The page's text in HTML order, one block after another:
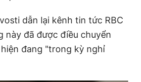
dẫn lại kênh tin tức RBC
này đã được điều chuyển
đang "trong kỳ nghỉ